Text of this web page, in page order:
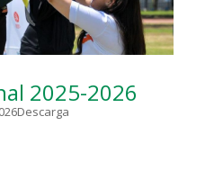
2025-2026